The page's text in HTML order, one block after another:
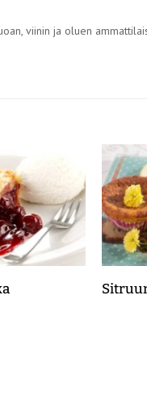
viinin ja oluen